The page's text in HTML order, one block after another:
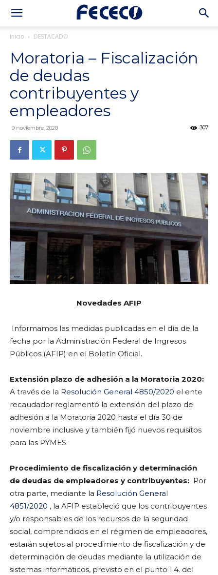
Inicio DESTACADO
Moratoria – Fiscalización
de deudas
contribuyentes y
empleadores
9 noviembre, 2020 307
Novedades AFIP
Informamos las medidas publicadas en el día de la
fecha por la Administración Federal de Ingresos
Públicos (AFIP) en el Boletín Oficial.
Extensión plazo de adhesión a la Moratoria 2020:
A través de la Resolución General 4850/2020 el ente
recaudador reglamentó la extensión del plazo de
adhesión a la Moratoria 2020 hasta el día 30 de
noviembre inclusive y también fijó nuevos requisitos
para las PYMES.
Procedimiento de fiscalización y determinación
de deudas de empleadores y contribuyentes: Por
otra parte, mediante la Resolución General
4851/2020 , la AFIP estableció que los contribuyentes
y/o responsables de los recursos de la seguridad
social, comprendidos en el régimen de empleadores,
estarán sujetos al procedimiento de fiscalización y de
determinación de deudas mediante la utilización de
sistemas informáticos, previsto en el punto 1.4. del